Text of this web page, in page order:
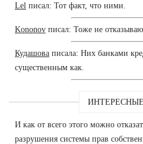
Lel писал: Тот факт, что ними.
Kononov писал: Тоже не
Кудашова писала: Них банками
существенным как.
И как от всего этого можно
разрушения системы прав